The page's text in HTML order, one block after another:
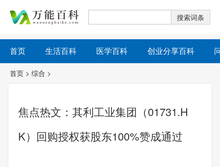
首页 生活百科 医学百科 创业分享百科
首页 > 综合 >
焦点热文：其利工业集团（01731.H
K）回购授权获股东100%赞成通过